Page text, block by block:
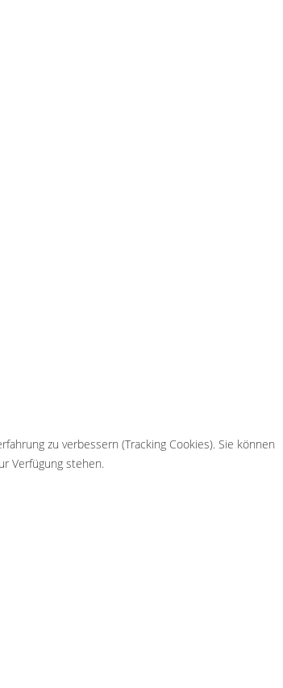
zu verbessern (Tracking Cookies). Sie können
Verfügung stehen.